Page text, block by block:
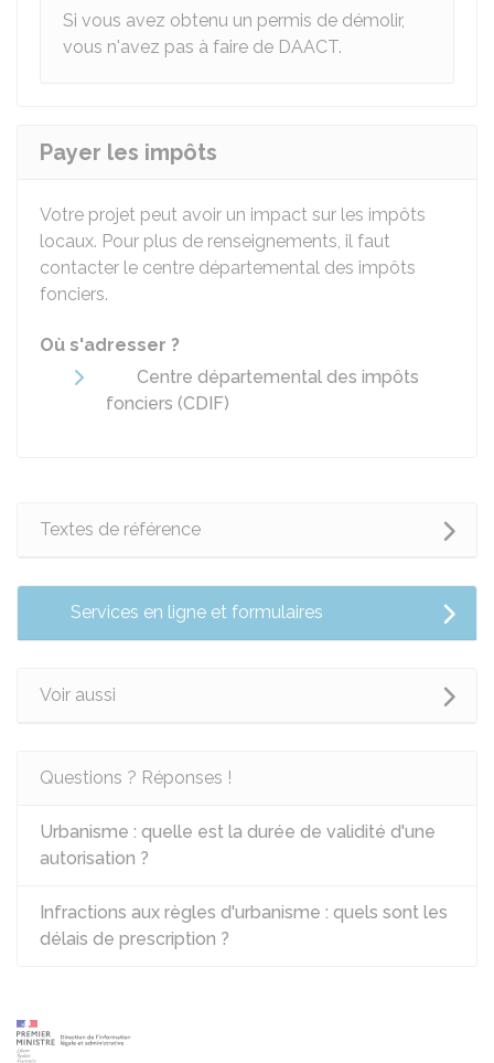
Si vous avez obtenu un permis de démolir,
vous n'avez pas à faire de DAACT.
Payer les impôts
Votre projet peut avoir un impact sur les impôts
locaux. Pour plus de renseignements, il faut
contacter le centre départemental des impôts
fonciers.
Où s'adresser ?
Centre départemental des impôts
fonciers (CDIF)
Textes de référence
Services en ligne et formulaires
Voir aussi
Questions ? Réponses !
Urbanisme : quelle est la durée de validité d'une
autorisation ?
Infractions aux règles d'urbanisme : quels sont les
délais de prescription ?